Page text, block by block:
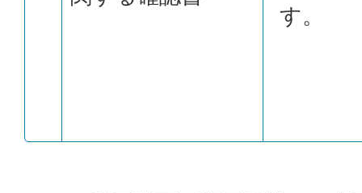
す。